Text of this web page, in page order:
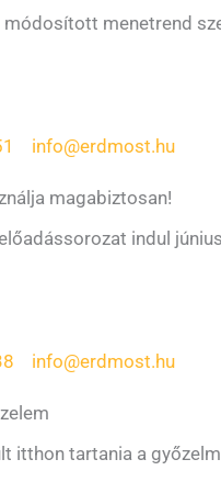
menetrend
info@erdmost.hu
magabiztosan!
indul
info@erdmost.hu
itthon tartania a